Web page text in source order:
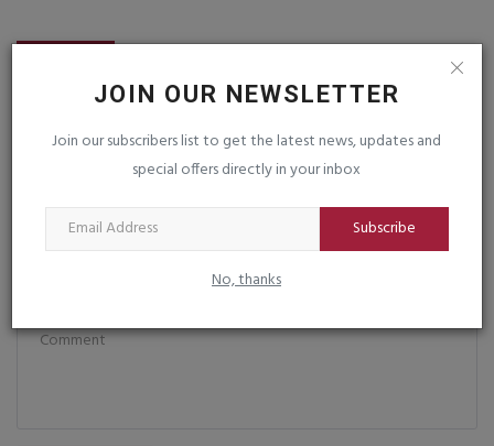
JOIN OUR NEWSLETTER
Join our subscribers list to get the latest news, updates and
special offers directly in your inbox
Subscribe
No, thanks
Email